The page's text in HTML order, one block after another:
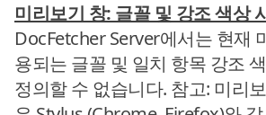
미리보기 창: 글꼴 및 강조 색상
DocFetcher Server에서는 현재
용되는 글꼴 및 일치 항목 강조
정의할 수 없습니다. 참고: 미리